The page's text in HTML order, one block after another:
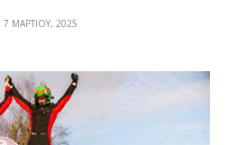
7 ΜΑΡΤΊΟΥ, 2025